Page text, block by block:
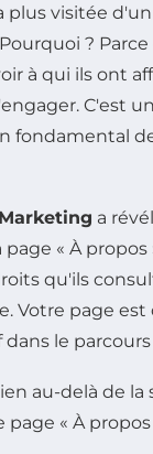
plus visitée
?
à qui ils ont
C'est
fondamental
a
« À
qu'ils
Votre page
dans le
au-delà de la
« À